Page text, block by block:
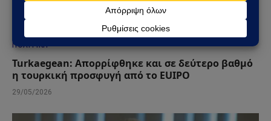
ΠΟΛΙΤΙΚΉ
Turkaegean: Απορρίφθηκε και σε δεύτερο βαθμό
η τουρκική προσφυγή από το EUIPO
29/05/2026